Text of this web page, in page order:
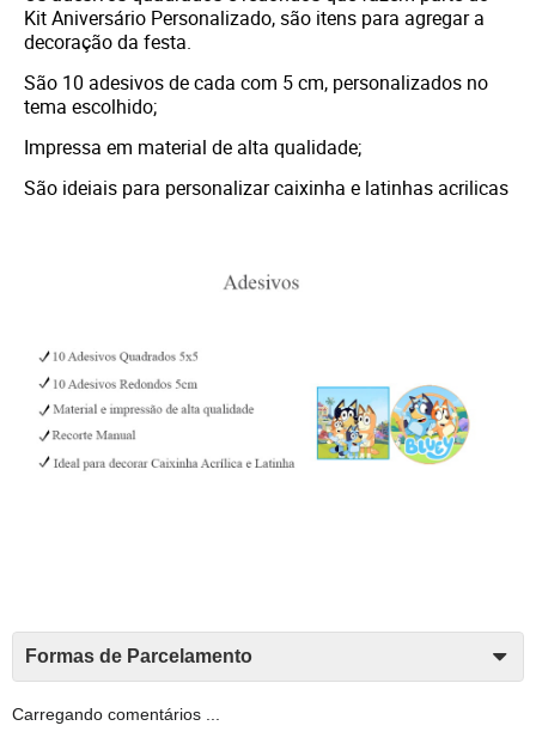
Kit Aniversário Personalizado, são itens para agregar a
decoração da festa.
São 10 adesivos de cada com 5 cm, personalizados no
tema escolhido;
Impressa em material de alta qualidade;
São ideiais para personalizar caixinha e latinhas acrilicas
Formas de Parcelamento
Carregando comentários ...